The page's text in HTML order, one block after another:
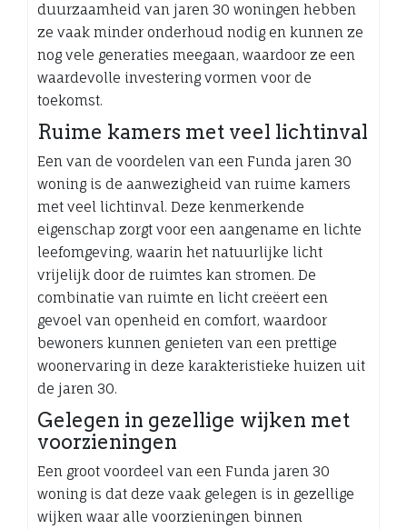
duurzaamheid van jaren 30 woningen hebben
ze vaak minder onderhoud nodig en kunnen ze
nog vele generaties meegaan, waardoor ze een
waardevolle investering vormen voor de
toekomst.
Ruime kamers met veel lichtinval
Een van de voordelen van een Funda jaren 30
woning is de aanwezigheid van ruime kamers
met veel lichtinval. Deze kenmerkende
eigenschap zorgt voor een aangename en lichte
leefomgeving, waarin het natuurlijke licht
vrijelijk door de ruimtes kan stromen. De
combinatie van ruimte en licht creëert een
gevoel van openheid en comfort, waardoor
bewoners kunnen genieten van een prettige
woonervaring in deze karakteristieke huizen uit
de jaren 30.
Gelegen in gezellige wijken met
voorzieningen
Een groot voordeel van een Funda jaren 30
woning is dat deze vaak gelegen is in gezellige
wijken waar alle voorzieningen binnen